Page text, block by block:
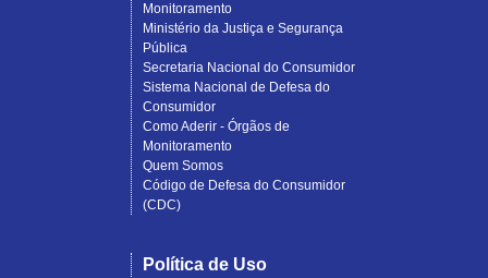
Monitoramento
Ministério da Justiça e Segurança
Pública
Secretaria Nacional do Consumidor
Sistema Nacional de Defesa do
Consumidor
Como Aderir - Órgãos de
Monitoramento
Quem Somos
Código de Defesa do Consumidor
(CDC)
Política de Uso